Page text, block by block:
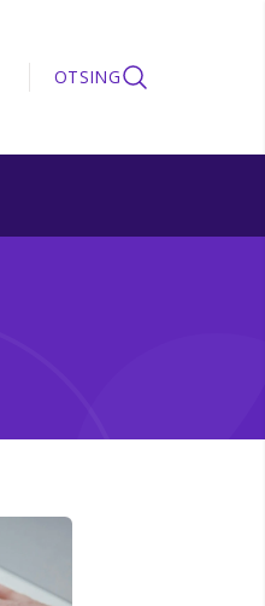
OTSING